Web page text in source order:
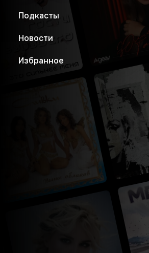
Подкасты
Новости
Избранное